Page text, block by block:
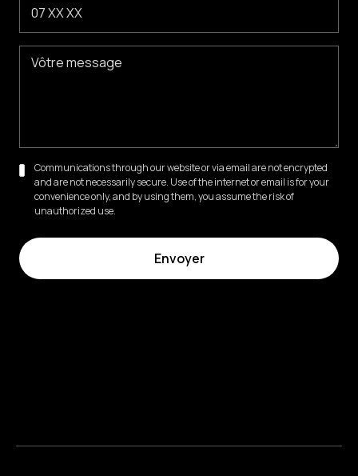
Communications through our website or via email are not encrypted
and are not necessarily secure. Use of the internet or email is for your
convenience only, and by using them, you assume the risk of
unauthorized use.